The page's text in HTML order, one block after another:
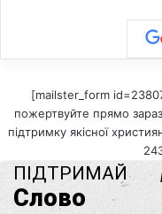
[mailster_form
пожертвуйте прямо
підтримку якісної